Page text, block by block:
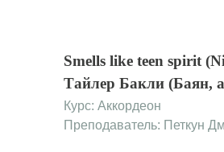
Smells like teen spirit
Тайлер Бакли (Баян,
Курс: Аккордеон
Преподаватель: Петкун